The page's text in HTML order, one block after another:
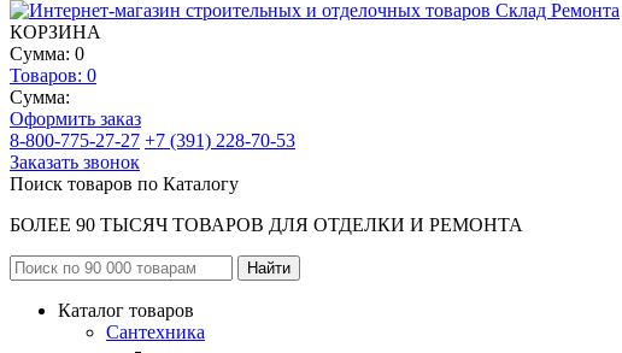
КОРЗИНА
Сумма: 0
Товаров: 0
Сумма:
Оформить заказ
8-800-775-27-27 +7 (391) 228-70-53
Заказать звонок
Поиск товаров по Каталогу
БОЛЕЕ 90 ТЫСЯЧ ТОВАРОВ ДЛЯ ОТДЕЛКИ И РЕМОНТА
Каталог товаров
Сантехника